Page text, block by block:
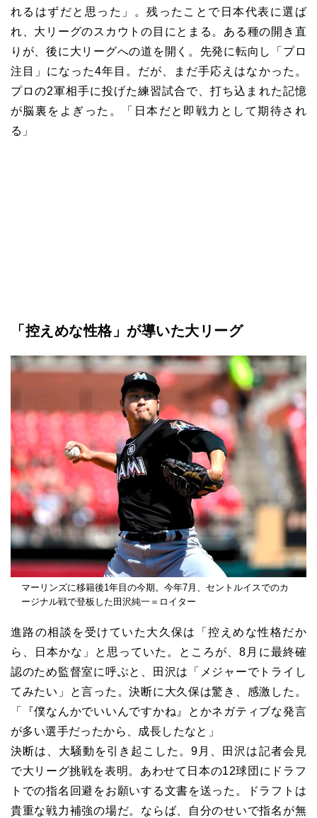
れるはずだと思った」。残ったことで日本代表に選ば
れ、大リーグのスカウトの目にとまる。ある種の開き直
りが、後に大リーグへの道を開く。先発に転向し「プロ
注目」になった4年目。だが、まだ手応えはなかった。
プロの2軍相手に投げた練習試合で、打ち込まれた記憶
が脳裏をよぎった。「日本だと即戦力として期待され
る」
「控えめな性格」が導いた大リーグ
マーリンズに移籍後1年目の今期。今年7月、セントルイスでのカ
ージナル戦で登板した田沢純一＝ロイター
進路の相談を受けていた大久保は「控えめな性格だか
ら、日本かな」と思っていた。ところが、8月に最終確
認のため監督室に呼ぶと、田沢は「メジャーでトライし
てみたい」と言った。決断に大久保は驚き、感激した。
「『僕なんかでいいんですかね』とかネガティブな発言
が多い選手だったから、成長したなと」
決断は、大騒動を引き起こした。9月、田沢は記者会見
で大リーグ挑戦を表明。あわせて日本の12球団にドラフ
トでの指名回避をお願いする文書を送った。ドラフトは
貴重な戦力補強の場だ。ならば、自分のせいで指名が無